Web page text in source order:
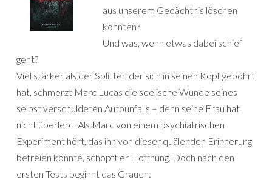
aus unserem Gedächtnis löschen
könnten?
Und was, wenn etwas dabei schief
geht?
Viel stärker als der Splitter, der sich in seinen Kopf gebohrt
hat, schmerzt Marc Lucas die seelische Wunde seines
selbst verschuldeten Autounfalls – denn seine Frau hat
nicht überlebt. Als Marc von einem psychiatrischen
Experiment hört, das ihn von dieser quälenden Erinnerung
befreien könnte, schöpft er Hoffnung. Doch nach den
ersten Tests beginnt das Grauen: